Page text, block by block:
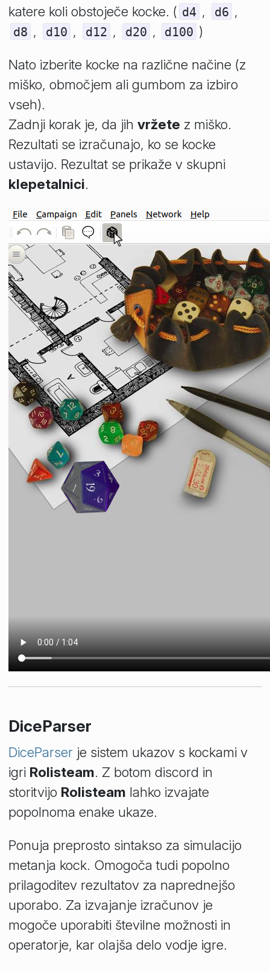
katere koli obstoječe kocke. ( d4 , d6 ,
d8 , d10 , d12 , d20 , d100 )
Nato izberite kocke na različne načine (z
miško, območjem ali gumbom za izbiro
vseh).
Zadnji korak je, da jih vržete z miško.
Rezultati se izračunajo, ko se kocke
ustavijo. Rezultat se prikaže v skupni
klepetalnici.
DiceParser
DiceParserje sistem ukazov s kockami v
igri Rolisteam. Z botom discord in
storitvijo Rolisteam lahko izvajate
popolnoma enake ukaze.
Ponuja preprosto sintakso za simulacijo
metanja kock. Omogoča tudi popolno
prilagoditev rezultatov za naprednejšo
uporabo. Za izvajanje izračunov je
mogoče uporabiti številne možnosti in
operatorje, kar olajša delo vodje igre.